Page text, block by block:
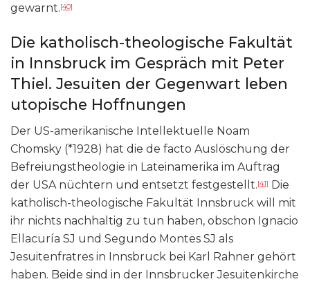
gewarnt.[40]
Die katholisch-theologische Fakultät
in Innsbruck im Gespräch mit Peter
Thiel. Jesuiten der Gegenwart leben
utopische Hoffnungen
Der US-amerikanische Intellektuelle Noam
Chomsky (*1928) hat die de facto Auslöschung der
Befreiungstheologie in Lateinamerika im Auftrag
der USA nüchtern und entsetzt festgestellt.[41] Die
katholisch-theologische Fakultät Innsbruck will mit
ihr nichts nachhaltig zu tun haben, obschon Ignacio
Ellacuría SJ und Segundo Montes SJ als
Jesuitenfratres in Innsbruck bei Karl Rahner gehört
haben. Beide sind in der Innsbrucker Jesuitenkirche